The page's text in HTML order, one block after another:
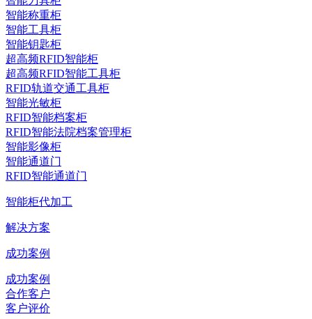
智能称重柜
智能工具柜
智能钥匙柜
超高频RFID智能柜
超高频RFID智能工具柜
RFID轨道交通工具柜
智能光敏柜
RFID智能档案柜
RFID智能法院档案管理柜
智能影像柜
智能通道门
RFID智能通道门
智能柜代加工
解决方案
成功案例
成功案例
合作客户
客户评价